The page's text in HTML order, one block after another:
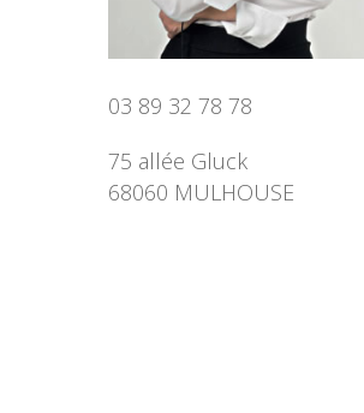
03 89 32 78 78
75 allée Gluck
68060 MULHOUSE